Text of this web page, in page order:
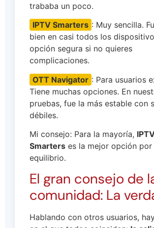
trababa un poco.
IPTV Smarters : Muy sencilla.
bien en casi todos los
opción segura si no quieres
complicaciones.
OTT Navigator : Para usuarios
Tiene muchas opciones. En
pruebas, fue la más estable con
débiles.
Mi consejo: Para la mayoría,
Smarters es la mejor opción por
equilibrio.
El gran consejo de
comunidad: La
Hablando con otros usuarios,